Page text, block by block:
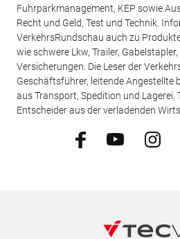
Fuhrparkmanagement, KEP sowie
Recht und Geld, Test und Technik.
VerkehrsRundschau auch zu
wie schwere Lkw, Trailer,
Versicherungen. Die Leser der
Geschäftsführer, leitende Angestellte
aus Transport, Spedition und
Entscheider aus der verladenden